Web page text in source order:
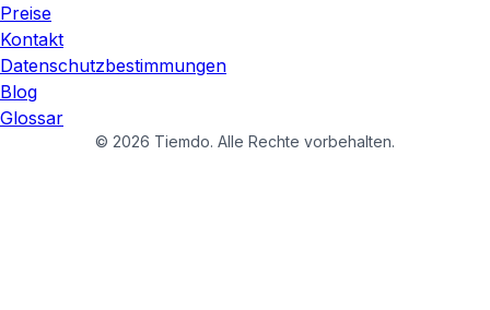
Preise
Kontakt
Datenschutzbestimmungen
Blog
Glossar
© 2026 Tiemdo. Alle Rechte vorbehalten.